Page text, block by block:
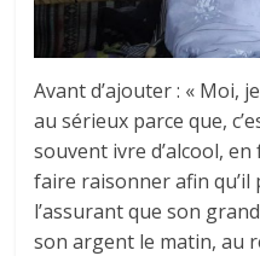
Avant d’ajouter : « Moi,
au sérieux parce que,
souvent ivre d’alcool, en
faire raisonner afin qu’il
l’assurant que son
son argent le matin, au